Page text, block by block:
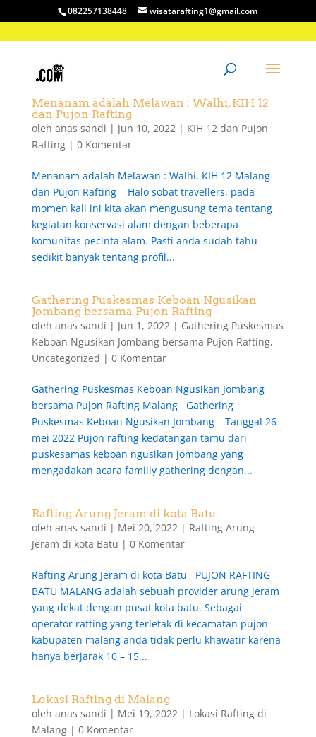
082257138448 wisatarafting1@gmail.com
Menanam adalah Melawan : Walhi, KIH 12
dan Pujon Rafting
oleh anas sandi | Jun 10, 2022| KIH 12 dan Pujon
Rafting| 0 Komentar
Menanam adalah Melawan : Walhi, KIH 12 Malang
dan Pujon Rafting Halo sobat travellers, pada
momen kali ini kita akan mengusung tema tentang
kegiatan konservasi alam dengan beberapa
komunitas pecinta alam. Pasti anda sudah tahu
sedikit banyak tentang profil...
Gathering Puskesmas Keboan Ngusikan
Jombang bersama Pujon Rafting
oleh anas sandi | Jun 1, 2022| Gathering Puskesmas
Keboan Ngusikan Jombang bersama Pujon Rafting,
Uncategorized | 0 Komentar
Gathering Puskesmas Keboan Ngusikan Jombang
bersama Pujon Rafting Malang Gathering
Puskesmas Keboan Ngusikan Jombang – Tanggal 26
mei 2022 Pujon rafting kedatangan tamu dari
puskesamas keboan ngusikan jombang yang
mengadakan acara familly gathering dengan...
Rafting Arung Jeram di kota Batu
oleh anas sandi | Mei 20, 2022| Rafting Arung
Jeram di kota Batu | 0 Komentar
Rafting Arung Jeram di kota Batu PUJON RAFTING
BATU MALANG adalah sebuah provider arung jeram
yang dekat dengan pusat kota batu. Sebagai
operator rafting yang terletak di kecamatan pujon
kabupaten malang anda tidak perlu khawatir karena
hanya berjarak 10 – 15...
Lokasi Rafting di Malang
oleh anas sandi | Mei 19, 2022| Lokasi Rafting di
Malang| 0 Komentar